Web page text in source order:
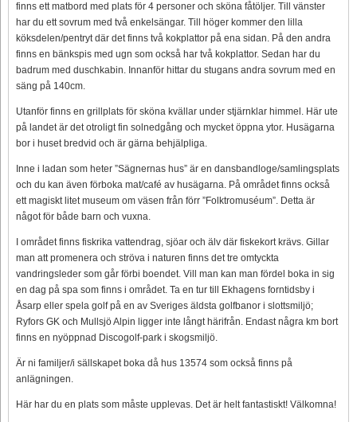
finns ett matbord med plats för 4 personer och sköna fåtöljer. Till vänster
har du ett sovrum med två enkelsängar. Till höger kommer den lilla
köksdelen/pentryt där det finns två kokplattor på ena sidan. På den andra
finns en bänkspis med ugn som också har två kokplattor. Sedan har du
badrum med duschkabin. Innanför hittar du stugans andra sovrum med en
säng på 140cm.
Utanför finns en grillplats för sköna kvällar under stjärnklar himmel. Här ute
på landet är det otroligt fin solnedgång och mycket öppna ytor. Husägarna
bor i huset bredvid och är gärna behjälpliga.
Inne i ladan som heter ”Sägnernas hus” är en dansbandloge/samlingsplats
och du kan även förboka mat/café av husägarna. På området finns också
ett magiskt litet museum om väsen från förr ”Folktromuséum”. Detta är
något för både barn och vuxna.
I området finns fiskrika vattendrag, sjöar och älv där fiskekort krävs. Gillar
man att promenera och ströva i naturen finns det tre omtyckta
vandringsleder som går förbi boendet. Vill man kan man fördel boka in sig
en dag på spa som finns i området. Ta en tur till Ekhagens forntidsby i
Åsarp eller spela golf på en av Sveriges äldsta golfbanor i slottsmiljö;
Ryfors GK och Mullsjö Alpin ligger inte långt härifrån. Endast några km bort
finns en nyöppnad Discogolf-park i skogsmiljö.
Är ni familjer/i sällskapet boka då hus 13574 som också finns på
anlägningen.
Här har du en plats som måste upplevas. Det är helt fantastiskt! Välkomna!